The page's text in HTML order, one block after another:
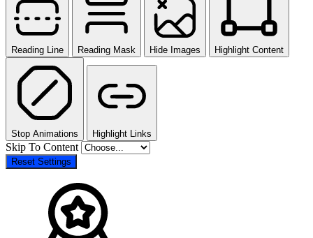
Reading Line Reading Mask Hide Images Highlight Content
Stop Animations Highlight Links
Skip To Content
Reset Settings